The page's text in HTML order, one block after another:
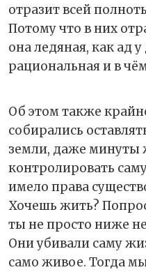
отразит всей
Потому что в них
она ледяная, как ад
рациональная и в
Об этом также
собирались
земли, даже минуты
контролировать
имело права
Хочешь жить?
ты не просто ниже
Они убивали саму
само живое. Тогда